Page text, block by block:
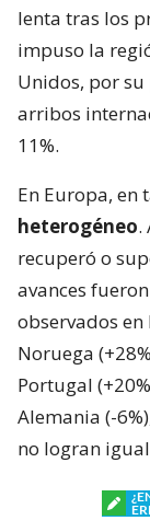
lenta tras los
impuso la
Unidos, por
arribos
11%.
En Europa, en
heterogéneo.
recuperó o
avances
observados
Noruega
Portugal
Alemania (-
no logran